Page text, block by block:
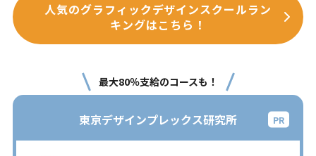
人気のグラフィックデザインスクールラン
キングはこちら！
最大80％支給のコースも！
東京デザインプレックス研究所